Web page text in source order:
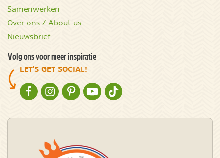
Samenwerken
Over ons / About us
Nieuwsbrief
Volg ons voor meer inspiratie
LET'S GET SOCIAL!
NATURESCANNER OP FACEBOOK
NATURESCANNER OP INSTAGRAM
NATURESCANNER OP PINTEREST
NATURESCANNER OP YOUTUBE
NATURESCANNER OP TIKTOK